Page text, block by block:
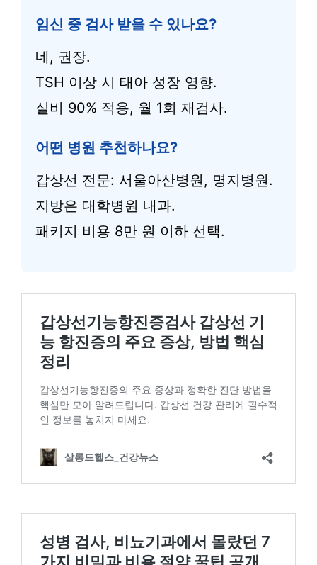
임신 중 검사 받을 수 있나요?
네, 권장.
TSH 이상 시 태아 성장 영향.
실비 90% 적용, 월 1회 재검사.
어떤 병원 추천하나요?
갑상선 전문: 서울아산병원, 명지병원.
지방은 대학병원 내과.
패키지 비용 8만 원 이하 선택.